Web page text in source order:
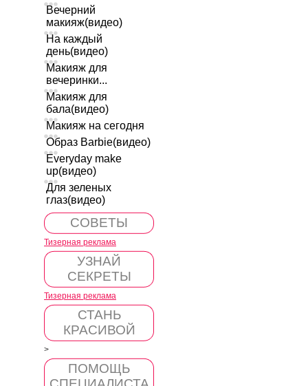
Вечерний
макияж(видео)
На каждый
день(видео)
Макияж для
вечеринки...
Макияж для
бала(видео)
Макияж на сегодня
Образ Barbie(видео)
Everyday make
up(видео)
Для зеленых
глаз(видео)
СОВЕТЫ
Тизерная реклама
УЗНАЙ
СЕКРЕТЫ
Тизерная реклама
СТАНЬ
КРАСИВОЙ
>
ПОМОЩЬ